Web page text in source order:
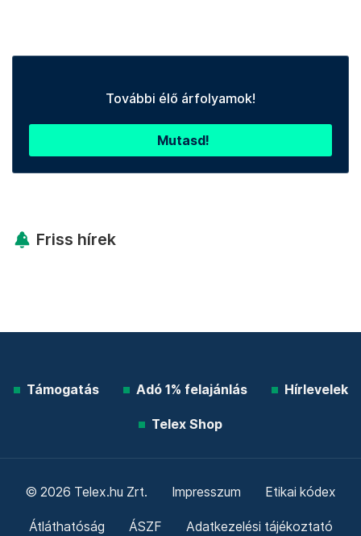
További élő árfolyamok!
Mutasd!
Friss hírek
Támogatás Adó 1% felajánlás Hírlevelek
Telex Shop
© 2026 Telex.hu Zrt. Impresszum Etikai kódex
Átláthatóság ÁSZF Adatkezelési tájékoztató